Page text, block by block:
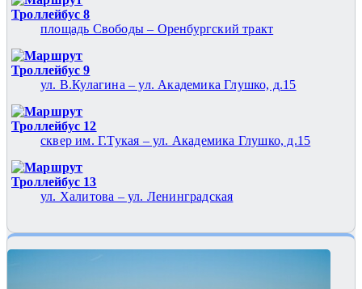
Троллейбус 8
площадь Свободы – Оренбургский тракт
Троллейбус 9
ул. В.Кулагина – ул. Академика Глушко, д.15
Троллейбус 12
сквер им. Г.Тукая – ул. Академика Глушко, д.15
Троллейбус 13
ул. Халитова – ул. Ленинградская